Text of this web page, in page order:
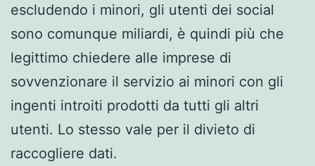
escludendo i minori, gli utenti dei social
sono comunque miliardi, è quindi più che
legittimo chiedere alle imprese di
sovvenzionare il servizio ai minori con gli
ingenti introiti prodotti da tutti gli altri
utenti. Lo stesso vale per il divieto di
raccogliere dati.